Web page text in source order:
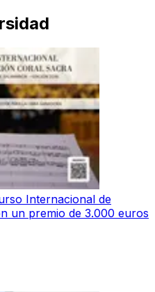
Internacional de
un premio de 3.000 euros